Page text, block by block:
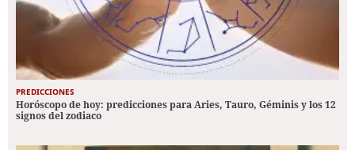
PREDICCIONES
Horóscopo de hoy: predicciones para Aries, Tauro, Géminis y los 12
signos del zodiaco